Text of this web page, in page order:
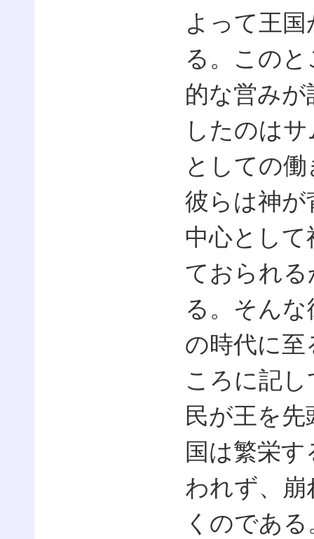
よって王
る。この
的な営み
したのは
としての
彼らは神
中心とし
ておられ
る。そん
の時代に
ころに記
民が王を
国は繁栄
われず、
くのであ